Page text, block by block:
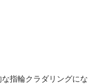
指輪クラダリングにな